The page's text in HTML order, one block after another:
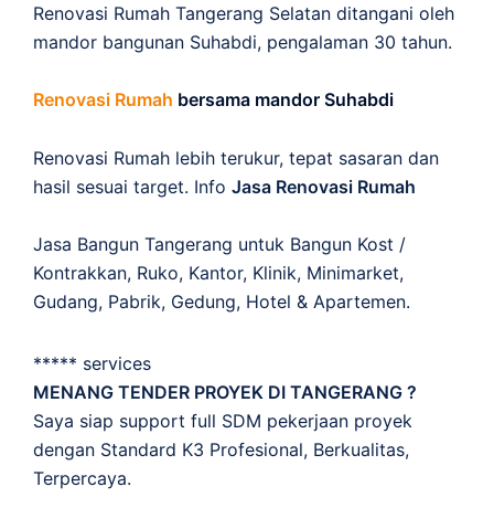
Renovasi Rumah Tangerang Selatan ditangani oleh
mandor bangunan Suhabdi, pengalaman 30 tahun.
Renovasi Rumah bersama mandor Suhabdi
Renovasi Rumah lebih terukur, tepat sasaran dan
hasil sesuai target. Info Jasa Renovasi Rumah
Jasa Bangun Tangerang untuk Bangun Kost /
Kontrakkan, Ruko, Kantor, Klinik, Minimarket,
Gudang, Pabrik, Gedung, Hotel & Apartemen.
***** services
MENANG TENDER PROYEK DI TANGERANG ?
Saya siap support full SDM pekerjaan proyek
dengan Standard K3 Profesional, Berkualitas,
Terpercaya.